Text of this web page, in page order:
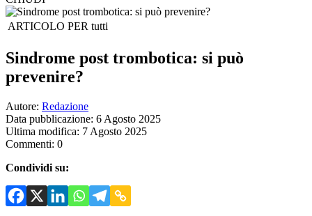
ARTICOLO PER tutti
Sindrome post trombotica: si può
prevenire?
Autore: Redazione
Data pubblicazione: 6 Agosto 2025
Ultima modifica: 7 Agosto 2025
Commenti: 0
Condividi su: